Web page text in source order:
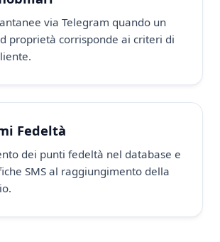
via Telegram quando un
proprietà corrisponde ai criteri di
Fedeltà
dei punti fedeltà nel database e
SMS al raggiungimento della